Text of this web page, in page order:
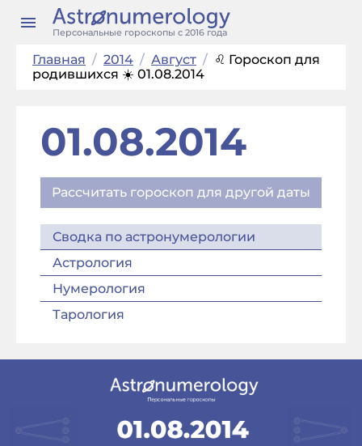
Персональные гороскопы с 2016 года
Главная / 2014 / Август / ♌ Гороскоп для
родившихся ☀️ 01.08.2014
01.08.2014
Рассчитать гороскоп для другой даты
Сводка по астронумерологии
Астрология
Нумерология
Тарология